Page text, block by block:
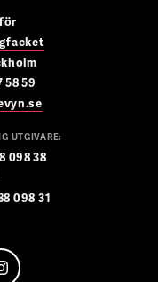
58 59
UTGIVARE:
098 38
098 31